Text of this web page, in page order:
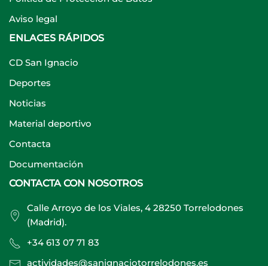
Aviso legal
ENLACES RÁPIDOS
CD San Ignacio
Deportes
Noticias
Material deportivo
Contacta
Documentación
CONTACTA CON NOSOTROS
Calle Arroyo de los Viales, 4 28250 Torrelodones
(Madrid).
+34 613 07 71 83
actividades@sanignaciotorrelodones.es